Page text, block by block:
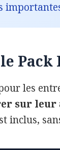
Pack
les
sur
inclus,